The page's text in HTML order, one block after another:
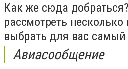
Как же сюда
рассмотреть несколько
выбрать для вас
Авиасообщение